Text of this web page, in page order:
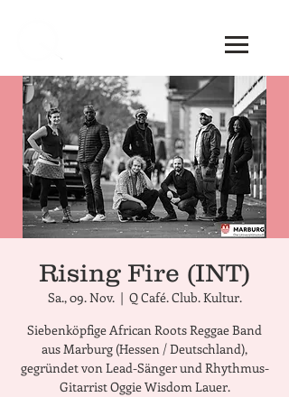
Rising Fire (INT)
Sa., 09. Nov.
  |
Q Café. Club. Kultur.
Siebenköpfige African Roots Reggae Band
aus Marburg (Hessen / Deutschland),
gegründet von Lead-Sänger und Rhythmus-
Gitarrist Oggie Wisdom Lauer.